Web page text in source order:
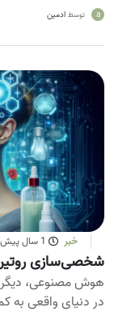
a توسط ادمین
خبر 1 سال پیش
شخصی‌سازی
هوش مصنوعی، دیگر
در دنیای واقعی